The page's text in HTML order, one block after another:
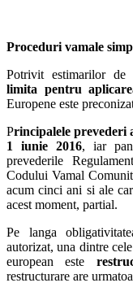
Proceduri vamale
Potrivit estimarilor
limita pentru
Europene este
Principalele prevederi
1 iunie 2016, iar
prevederile
Codului Vamal
acum cinci ani si ale
acest moment, partial.
Pe langa
autorizat, una dintre
european este
restructurare are